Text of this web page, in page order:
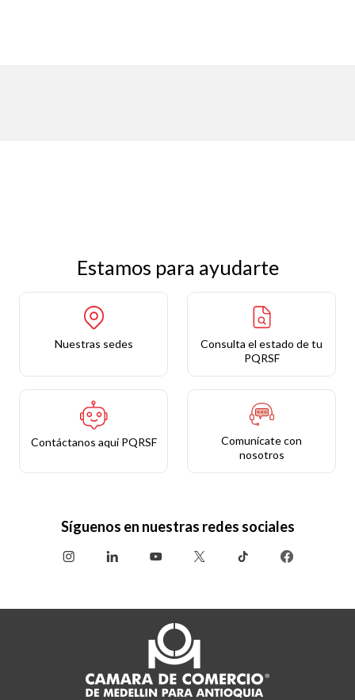
Estamos para ayudarte
Nuestras sedes
Consulta el estado de tu
PQRSF
Contáctanos aquí PQRSF
Comunícate con
nosotros
Síguenos en nuestras redes sociales